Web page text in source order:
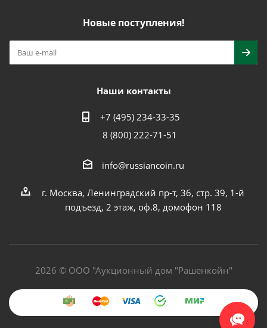
Новые поступления!
Наши контакты
+7 (495) 234-33-35
8 (800) 222-71-51
info@russiancoin.ru
г. Москва, Ленинградский пр-т, 36, стр. 39, 1-й
подъезд, 2 этаж, оф.8, домофон 118
2026 © ООО "Аукционный дом "Рашенкойн"